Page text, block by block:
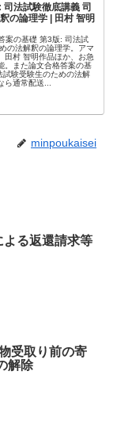
法試験徹底講義 司
の論理学 | 田村 智明
案の基礎 第3版: 司法試
の法解釈の論理学。アマ
田村 智明作品ほか、お急
。また論文合格答案の基
験受験生のための法解
ら通常配送...
minpoukaisei
る返還請求等
受取り前の寄
解除